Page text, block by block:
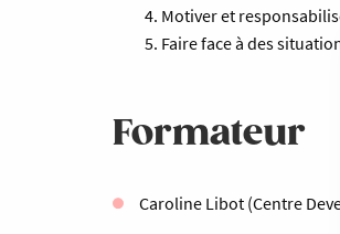
Motiver et
Faire face à des
Formateur
Caroline Libot (Centre